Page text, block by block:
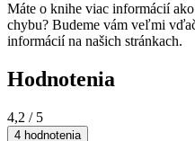
Máte o knihe viac informácií
chybu? Budeme vám veľmi
informácií na našich stránkach.
Hodnotenia
4,2 / 5
4 hodnotenia